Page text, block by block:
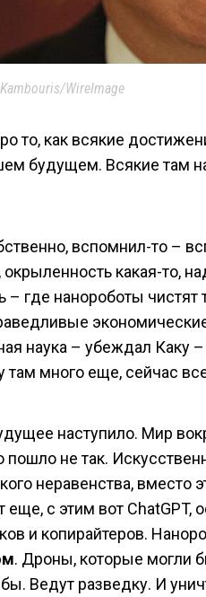
WireImage
то, как всякие
будущем. Всякие там
вспомнил-то –
окрыленность какая-то,
– где нанороботы
наука – убеждал Каку
много еще, сейчас
наступило. Мир
пошло не так.
неравенства, вместо
еще, с этим вот
и копирайтеров.
. Дроны, которые могли
Ведут разведку. И